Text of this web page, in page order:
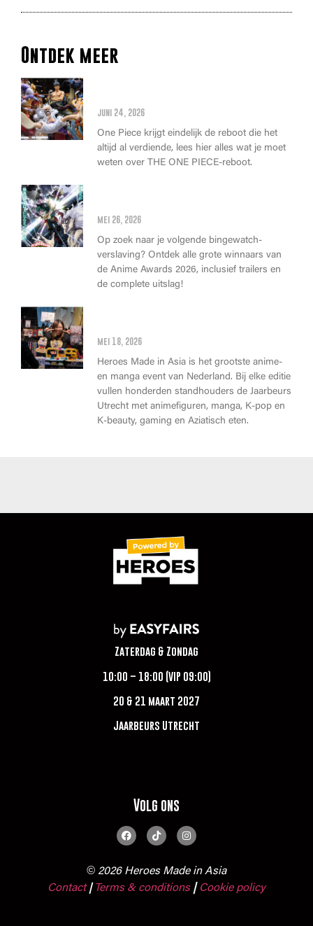
Ontdek meer
juni 24, 2026
One Piece krijgt eindelijk de reboot die het
altijd al verdiende, lees hier alles wat je moet
weten over THE ONE PIECE-reboot.
mei 26, 2026
Op zoek naar je volgende bingewatch-
verslaving? Ontdek alle grote winnaars van
de Anime Awards 2026, inclusief trailers en
de complete uitslag!
mei 18, 2026
Heroes Made in Asia is het grootste anime-
en manga event van Nederland. Bij elke editie
vullen honderden standhouders de Jaarbeurs
Utrecht met animefiguren, manga, K-pop en
K-beauty, gaming en Aziatisch eten.
Zaterdag & Zondag
10:00 – 18:00 (VIP 09:00)
20 & 21 maart 2027
Jaarbeurs Utrecht
Volg ons
© 2026 Heroes Made in Asia
Contact | Terms & conditions | Cookie policy